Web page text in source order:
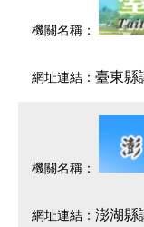
臺東縣
澎湖縣